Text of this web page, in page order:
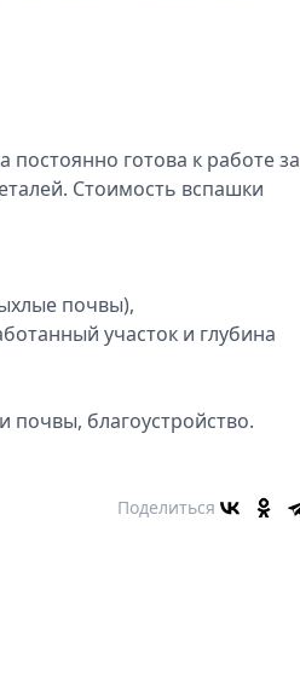
постоянно готова к работе за
Стоимость вспашки
почвы),
участок и глубина
почвы, благоустройство.
Поделиться